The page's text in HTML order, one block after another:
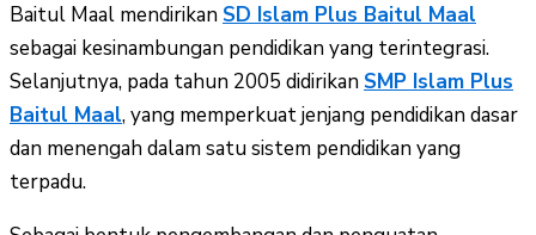
Baitul Maal mendirikan SD Islam Plus Baitul Maal
sebagai kesinambungan pendidikan yang terintegrasi.
Selanjutnya, pada tahun 2005 didirikan SMP Islam Plus
Baitul Maal, yang memperkuat jenjang pendidikan dasar
dan menengah dalam satu sistem pendidikan yang
terpadu.